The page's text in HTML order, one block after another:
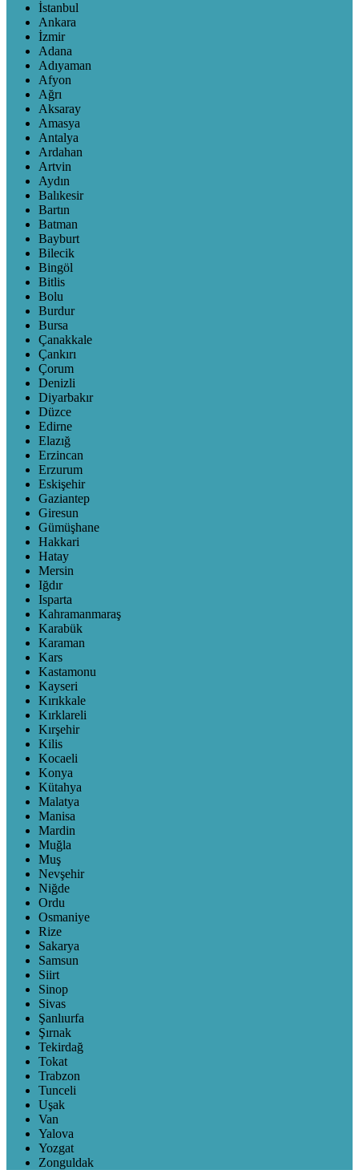
İstanbul
Ankara
İzmir
Adana
Adıyaman
Afyon
Ağrı
Aksaray
Amasya
Antalya
Ardahan
Artvin
Aydın
Balıkesir
Bartın
Batman
Bayburt
Bilecik
Bingöl
Bitlis
Bolu
Burdur
Bursa
Çanakkale
Çankırı
Çorum
Denizli
Diyarbakır
Düzce
Edirne
Elazığ
Erzincan
Erzurum
Eskişehir
Gaziantep
Giresun
Gümüşhane
Hakkari
Hatay
Mersin
Iğdır
Isparta
Kahramanmaraş
Karabük
Karaman
Kars
Kastamonu
Kayseri
Kırıkkale
Kırklareli
Kırşehir
Kilis
Kocaeli
Konya
Kütahya
Malatya
Manisa
Mardin
Muğla
Muş
Nevşehir
Niğde
Ordu
Osmaniye
Rize
Sakarya
Samsun
Siirt
Sinop
Sivas
Şanlıurfa
Şırnak
Tekirdağ
Tokat
Trabzon
Tunceli
Uşak
Van
Yalova
Yozgat
Zonguldak